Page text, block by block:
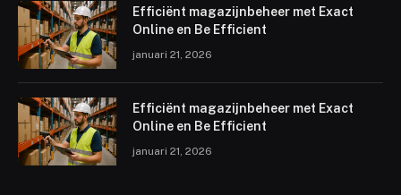
Efficiënt magazijnbeheer met Exact
Online en Be Efficient
januari 21, 2026
Efficiënt magazijnbeheer met Exact
Online en Be Efficient
januari 21, 2026